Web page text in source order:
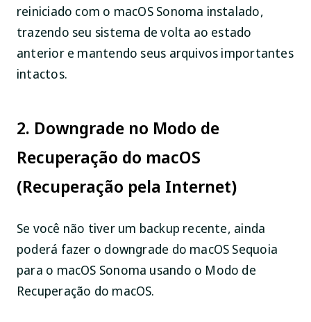
reiniciado com o macOS Sonoma instalado,
trazendo seu sistema de volta ao estado
anterior e mantendo seus arquivos importantes
intactos.
2. Downgrade no Modo de
Recuperação do macOS
(Recuperação pela Internet)
Se você não tiver um backup recente, ainda
poderá fazer o downgrade do macOS Sequoia
para o macOS Sonoma usando o Modo de
Recuperação do macOS.